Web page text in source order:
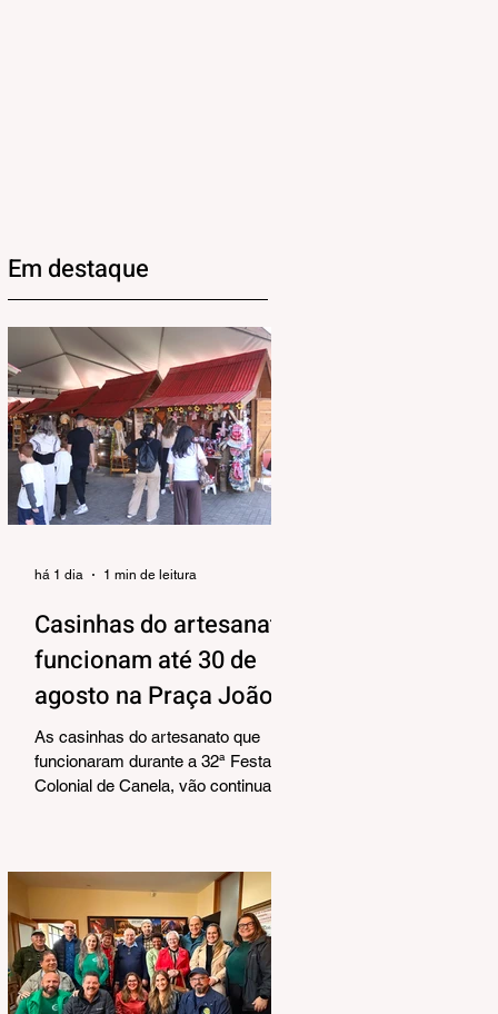
Em destaque
Casinhas do artesanato
funcionam até 30 de
agosto na Praça João
Corrêa
As casinhas do artesanato que
funcionaram durante a 32ª Festa
Colonial de Canela, vão continuar
Secretaria Municipal de Turismo e
Cultura, a pedido dos próprios
artesãos, a estrutura seguirá
montada para aproveitar a
movimentação da cidade durante a
Temporada de Inverno, que também
há 1 dia 1 min de leitura